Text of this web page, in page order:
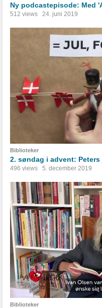
Ny podcastepisode: Med
512 views 24. juni 2019
Biblioteker
2. søndag i advent:
496 views 5. december 2019
Biblioteker